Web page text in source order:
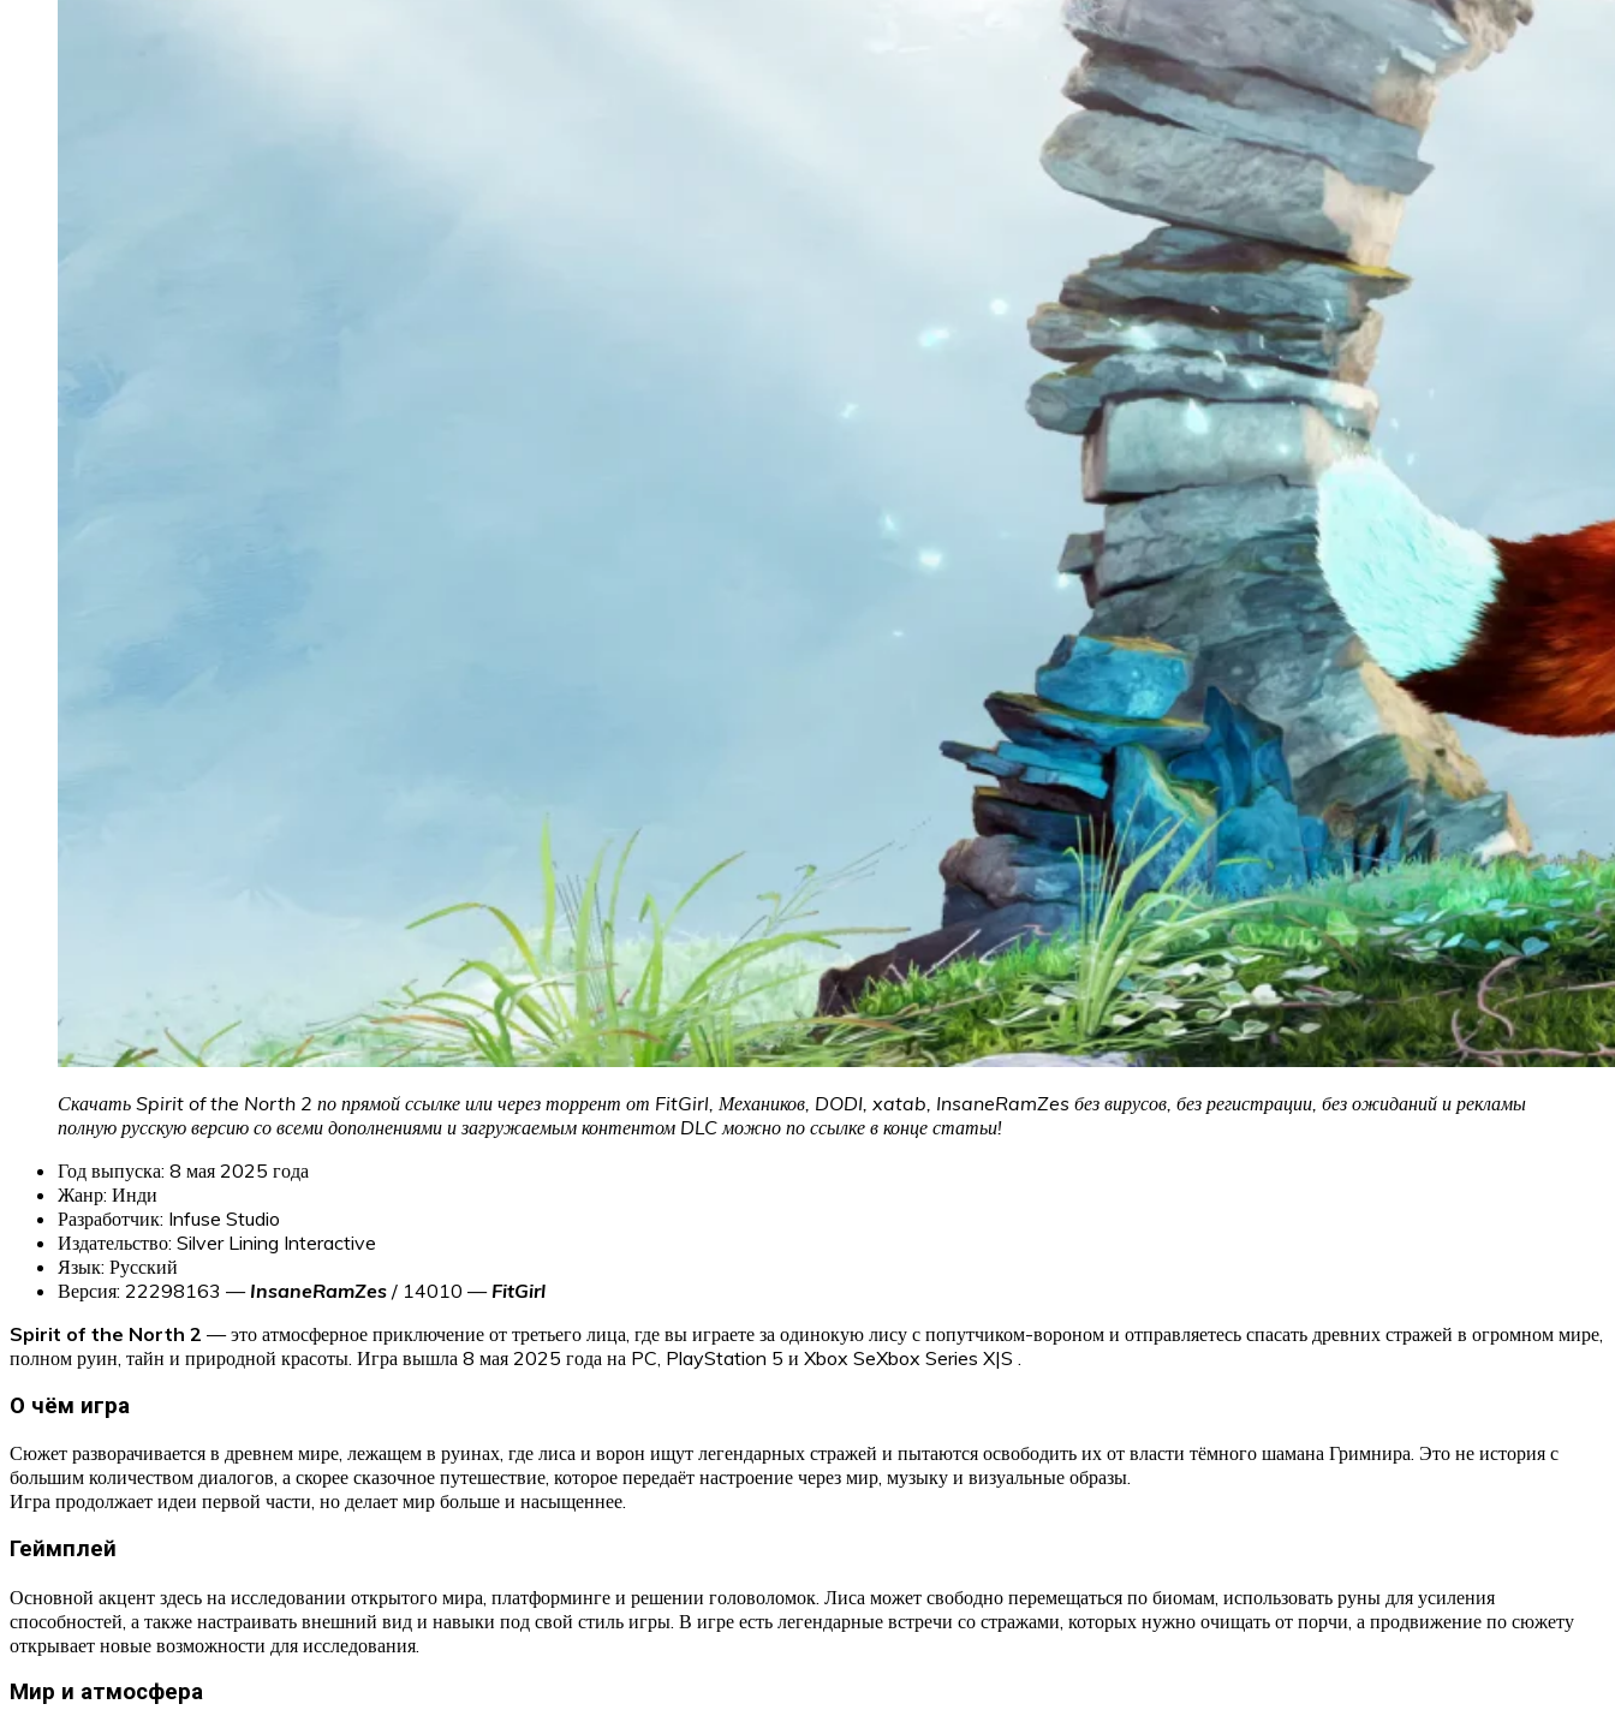
Скачать Spirit of the North 2 по прямой ссылке или через торрент от FitGirl, Механиков, DODI, xatab, InsaneRamZes без вирусов, без регистрации, без ожиданий и рекламы
полную русскую версию со всеми дополнениями и загружаемым контентом DLC можно по ссылке в конце статьи!
Год выпуска: 8 мая 2025 года
Жанр: Инди
Разработчик: Infuse Studio
Издательство: Silver Lining Interactive
Язык: Русский
Версия: 22298163 — InsaneRamZes / 14010 — FitGirl
Spirit of the North 2 — это атмосферное приключение от третьего лица, где вы играете за одинокую лису с попутчиком-вороном и отправляетесь спасать древних стражей в огромном мире,
полном руин, тайн и природной красоты. Игра вышла 8 мая 2025 года на PC, PlayStation 5 и Xbox SeXbox Series X|S .
О чём игра
Сюжет разворачивается в древнем мире, лежащем в руинах, где лиса и ворон ищут легендарных стражей и пытаются освободить их от власти тёмного шамана Гримнира. Это не история с
большим количеством диалогов, а скорее сказочное путешествие, которое передаёт настроение через мир, музыку и визуальные образы.
Игра продолжает идеи первой части, но делает мир больше и насыщеннее.
Геймплей
Основной акцент здесь на исследовании открытого мира, платформинге и решении головоломок. Лиса может свободно перемещаться по биомам, использовать руны для усиления
способностей, а также настраивать внешний вид и навыки под свой стиль игры. В игре есть легендарные встречи со стражами, которых нужно очищать от порчи, а продвижение по сюжету
открывает новые возможности для исследования.
Мир и атмосфера